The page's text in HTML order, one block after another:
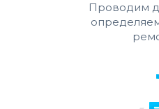
Проводим